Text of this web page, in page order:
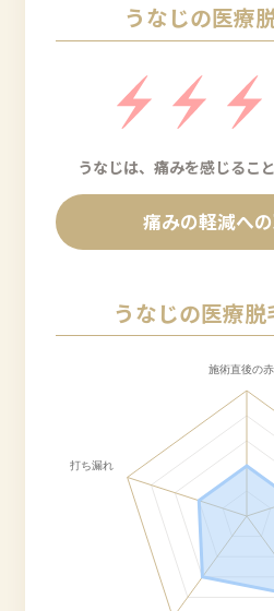
うなじの医療
うなじは、痛みを感じるこ
痛みの軽減へ
うなじの医療脱